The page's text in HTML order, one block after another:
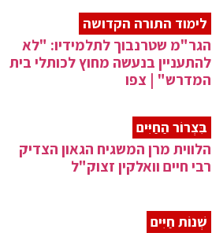
לימוד התורה הקדושה
הגר"מ שטרנבוך לתלמידיו: "לא
להתעניין בנעשה מחוץ לכותלי בית
המדרש" | צפו
בִּצְרוֹר הַחַיִּים
הלווית מרן המשגיח הגאון הצדיק
רבי חיים וואלקין זצוק"ל
שְׁנוֹת חַיִּים